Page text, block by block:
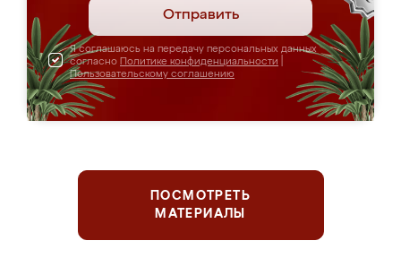
Отправить
Я соглашаюсь на передачу персональных данных
согласно Политике конфиденциальности
Пользовательскому соглашению
ПОСМОТРЕТЬ
МАТЕРИАЛЫ